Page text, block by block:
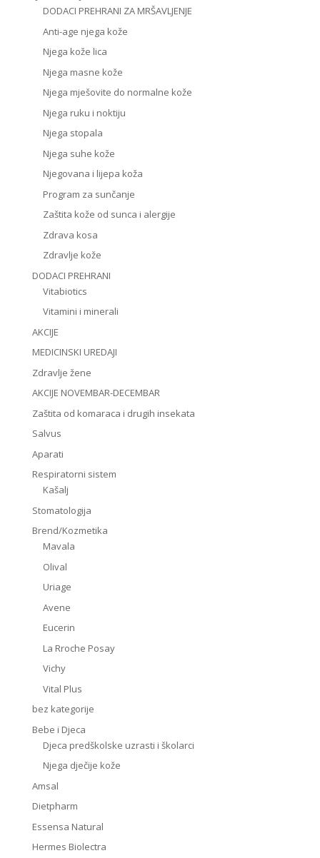
DODACI PREHRANI ZA MRŠAVLJENJE
Anti-age njega kože
Njega kože lica
Njega masne kože
Njega mješovite do normalne kože
Njega ruku i noktiju
Njega stopala
Njega suhe kože
Njegovana i lijepa koža
Program za sunčanje
Zaštita kože od sunca i alergije
Zdrava kosa
Zdravlje kože
DODACI PREHRANI
Vitabiotics
Vitamini i minerali
AKCIJE
MEDICINSKI UREDAJI
Zdravlje žene
AKCIJE NOVEMBAR-DECEMBAR
Zaštita od komaraca i drugih insekata
Salvus
Aparati
Respiratorni sistem
Kašalj
Stomatologija
Brend/Kozmetika
Mavala
Olival
Uriage
Avene
Eucerin
La Rroche Posay
Vichy
Vital Plus
bez kategorije
Bebe i Djeca
Djeca predškolske uzrasti i školarci
Njega dječije kože
Amsal
Dietpharm
Essensa Natural
Hermes Biolectra